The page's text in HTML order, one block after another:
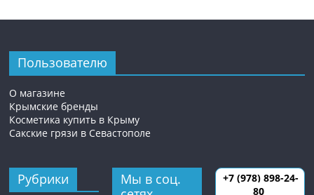
Пользователю
О магазине
Крымские бренды
Косметика купить в Крыму
Сакские грязи в Севастополе
Рубрики
Мы в соц.
+7 (978) 898-24-
80